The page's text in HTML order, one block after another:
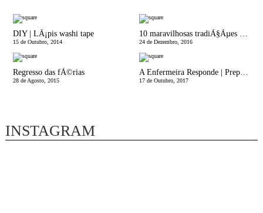
DIY | LÃ¡pis washi tape
15 de Outubro, 2014 24 de Dezembro, 2016
Regresso das fÃ©rias
28 de Agosto, 2015
A Enfermeira Responde | PreparaÃ§Ã£o da Mala da Grande Viagem - A Mala da Maternidade!
17 de Outubro, 2017
INSTAGRAM